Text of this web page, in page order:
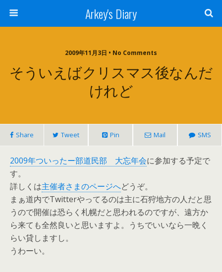
Arkey's Diary
2009年11月3日 • No Comments
そういえばクリスマス後なんだ
けれど
Share Tweet Pin Mail SMS
2009年ついったー部道民部 大忘年会に参加する予定で
す。
詳しくは主催者さまのページへどうぞ。
まぁ道内でTwitterやってるのは主に石狩地方の人だと思
うので開催は恐らく札幌だと思われるのですが、遠方か
ら来ても全然良いと思いますよ。うちでいいなら一晩く
らい貸しますし。
うわーい。